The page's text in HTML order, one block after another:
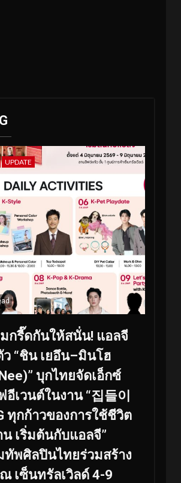
UPDATE
มกรี๊ดกันให้สนั่น! แอลจี
“ชิน เยอึน–มินโฮ
บุกไทยจัดเอ็กซ์
เวนต์ในงาน “집들이
ทุกก้าวของการใช้ชีวิต
เริ่มต้นกับแอลจี”
ทัพศิลปินไทยร่วมสร้าง
เซ็นทรัลเวิลด์ 4-9